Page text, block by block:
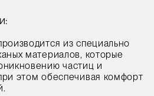
из специально
материалов, которые
частиц и
этом обеспечивая комфорт